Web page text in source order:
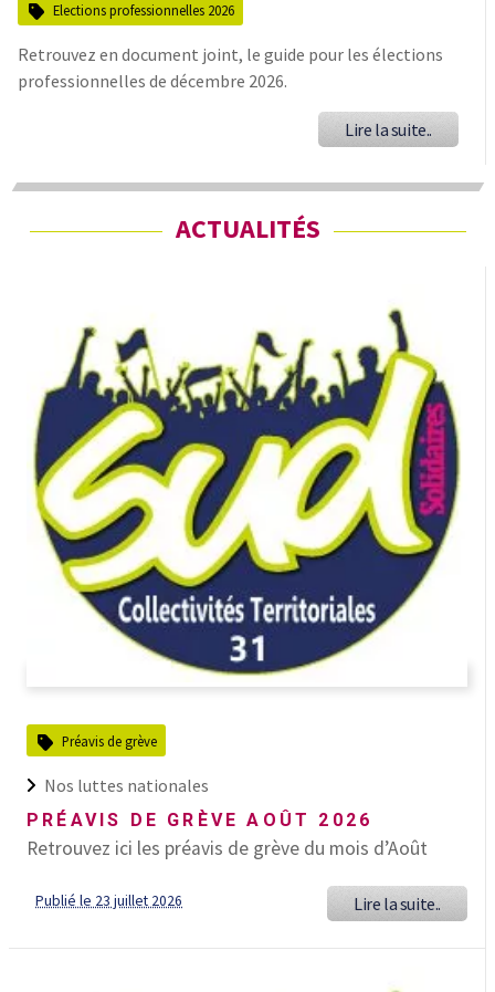
Elections professionnelles 2026
Retrouvez en document joint, le guide pour les élections
professionnelles de décembre 2026.
Lire la suite..
ACTUALITÉS
Préavis de grève
Nos luttes nationales
PRÉAVIS DE GRÈVE AOÛT 2026
Retrouvez ici les préavis de grève du mois d’Août
Publié le 23 juillet 2026 Lire la suite..